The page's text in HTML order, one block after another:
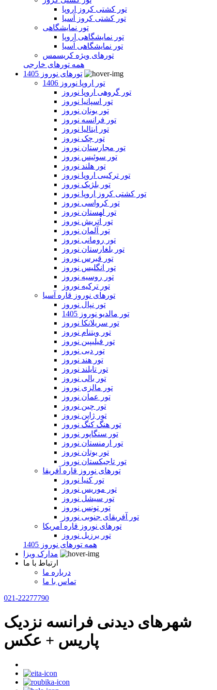
تور کشتی کروز اروپا
تور کشتی کروز آسیا
تور نمایشگاهی
تور نمایشگاهی اروپا
تور نمایشگاهی آسیا
تورهای ویژه کریسمس
همه تورهای خارجی
تورهای نوروز 1405
تور اروپا نوروز 1406
تور گروهی اروپا نوروز
تور اسپانیا نوروز
تور یونان نوروز
تور فرانسه نوروز
تور ایتالیا نوروز
تور چک نوروز
تور مجارستان نوروز
تور سوئیس نوروز
تور هلند نوروز
تور ترکیبی اروپا نوروز
تور بلژیک نوروز
تور کشتی کروز اروپا نوروز
تور کرواسی نوروز
تور لهستان نوروز
تور اتریش نوروز
تور آلمان نوروز
تور رومانی نوروز
تور بلغارستان نوروز
تور قبرس نوروز
تور انگلیس نوروز
تور روسیه نوروز
تور ترکیه نوروز
تورهای نوروز قاره آسیا
تور نپال نوروز
تور مالدیو نوروز 1405
تور سریلانکا نوروز
تور ویتنام نوروز
تور فیلیپین نوروز
تور دبی نوروز
تور هند نوروز
تور تایلند نوروز
تور بالی نوروز
تور مالزی نوروز
تور عمان نوروز
تور چین نوروز
تور ژاپن نوروز
تور هنگ کنگ نوروز
تور سنگاپور نوروز
تور ارمنستان نوروز
تور بوتان نوروز
تور تاجیکستان نوروز
تورهای نوروز قاره آفریقا
تور کنیا نوروز
تور موریس نوروز
تور سیشل نوروز
تور تونس نوروز
تور آفریقای جنوبی نوروز
تورهای نوروز قاره آمریکا
تور برزیل نوروز
همه تورهای نوروز 1405
مدارک ویزا
ارتباط با ما
درباره ما
تماس با ما
021-22277790
شهرهای دیدنی فرانسه نزدیک
پاریس + عکس